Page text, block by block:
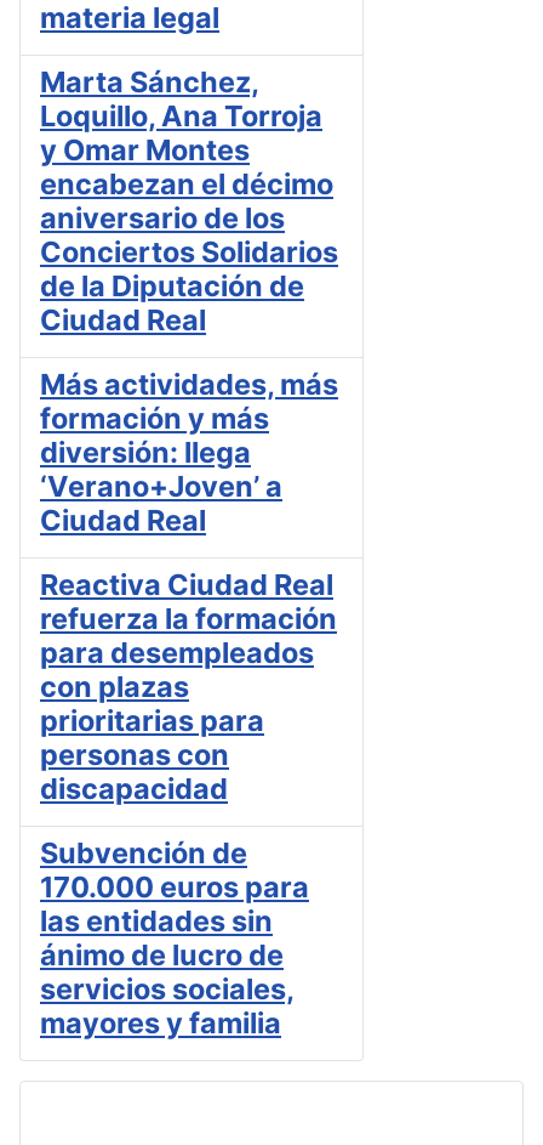
materia legal
Marta Sánchez,
Loquillo, Ana Torroja
y Omar Montes
encabezan el décimo
aniversario de los
Conciertos Solidarios
de la Diputación de
Ciudad Real
Más actividades, más
formación y más
diversión: llega
‘Verano+Joven’ a
Ciudad Real
Reactiva Ciudad Real
refuerza la formación
para desempleados
con plazas
prioritarias para
personas con
discapacidad
Subvención de
170.000 euros para
las entidades sin
ánimo de lucro de
servicios sociales,
mayores y familia